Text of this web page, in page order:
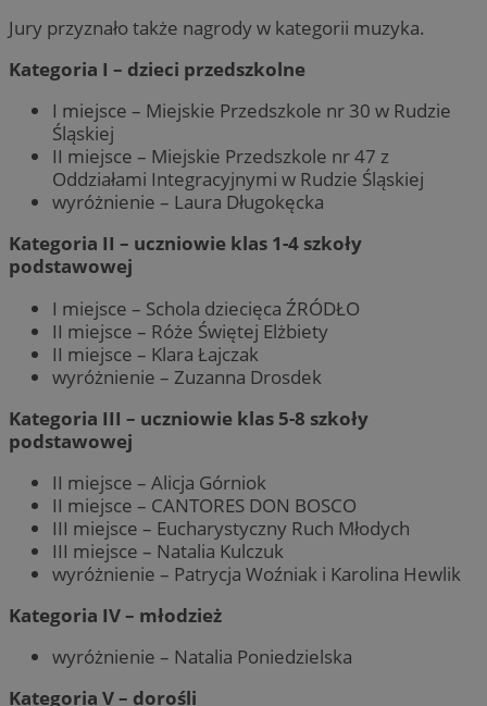
Jury przyznało także nagrody w kategorii muzyka.
Kategoria I – dzieci przedszkolne
I miejsce – Miejskie Przedszkole nr 30 w Rudzie
Śląskiej
II miejsce – Miejskie Przedszkole nr 47 z
Oddziałami Integracyjnymi w Rudzie Śląskiej
wyróżnienie – Laura Długokęcka
Kategoria II – uczniowie klas 1-4 szkoły
podstawowej
I miejsce – Schola dziecięca ŹRÓDŁO
II miejsce – Róże Świętej Elżbiety
II miejsce – Klara Łajczak
wyróżnienie – Zuzanna Drosdek
Kategoria III – uczniowie klas 5-8 szkoły
podstawowej
II miejsce – Alicja Górniok
II miejsce – CANTORES DON BOSCO
III miejsce – Eucharystyczny Ruch Młodych
III miejsce – Natalia Kulczuk
wyróżnienie – Patrycja Woźniak i Karolina Hewlik
Kategoria IV – młodzież
wyróżnienie – Natalia Poniedzielska
Kategoria V – dorośli